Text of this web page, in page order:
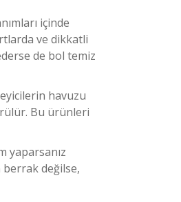
içinde
ve dikkatli
de bol temiz
havuzu
Bu ürünleri
yaparsanız
değilse,